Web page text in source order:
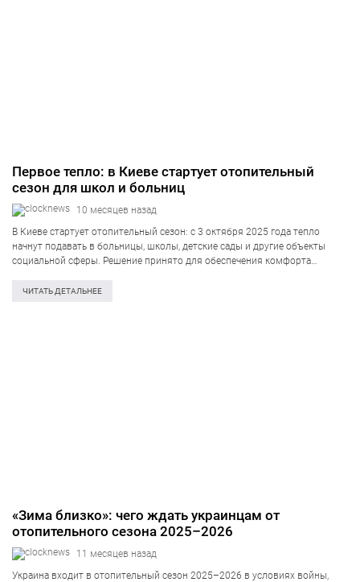
Первое тепло: в Киеве стартует отопительный
сезон для школ и больниц
10 месяцев назад
В Киеве стартует отопительный сезон: с 3 октября 2025 года тепло
начнут подавать в больницы, школы, детские сады и другие объекты
социальной сферы. Решение принято для обеспечения комфорта
Об этом сообщил городской…
ЧИТАТЬ ДЕТАЛЬНЕЕ
«Зима близко»: чего ждать украинцам от
отопительного сезона 2025–2026
11 месяцев назад
Украина входит в отопительный сезон 2025–2026 в условиях войны,